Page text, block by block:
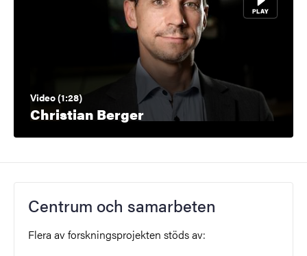
Video (1:28)
Christian Berger
Centrum och samarbeten
Flera av forskningsprojekten stöds av: